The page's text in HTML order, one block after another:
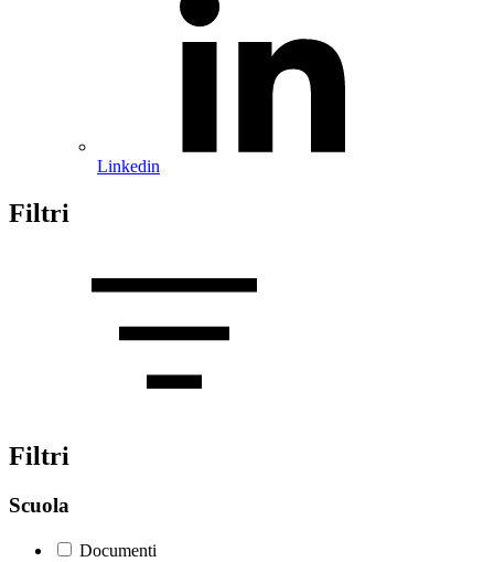
Linkedin
Filtri
Filtri
Scuola
Documenti